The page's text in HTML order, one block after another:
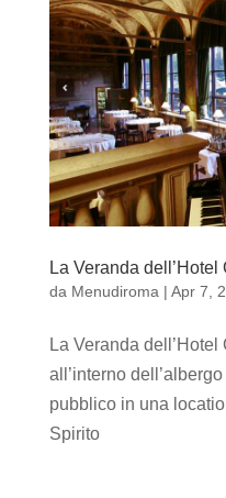
La Veranda dell’Hotel
da Menudiroma | Apr 7,
La Veranda
all’interno
pubblico in una
Spirito